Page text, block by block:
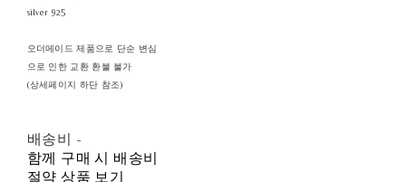
silver 925
오더메이드 제품으로 단순 변심
으로 인한 교환 환불 불가
(상세페이지 하단 참조)
배송비 -
함께 구매 시 배송비
절약 상품 보기